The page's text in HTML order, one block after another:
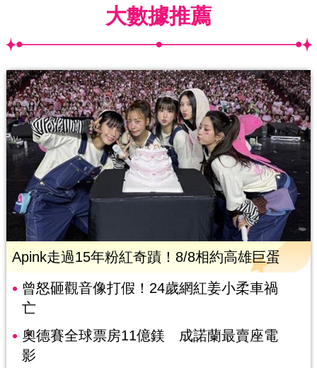
大數據推薦
Apink走過15年粉紅奇蹟！8/8相約高雄巨蛋
曾怒砸觀音像打假！24歲網紅姜小柔車禍
亡
奧德賽全球票房11億鎂 成諾蘭最賣座電
影